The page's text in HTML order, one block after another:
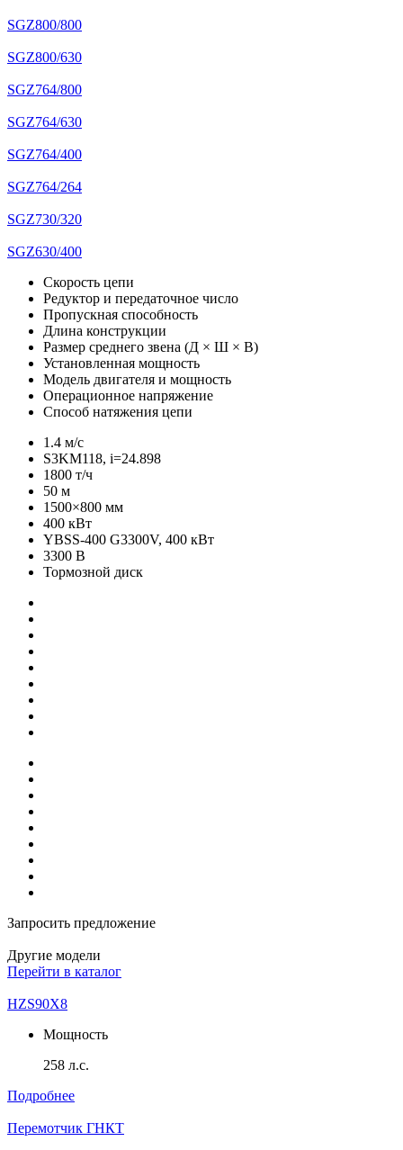
SGZ800/800
SGZ800/630
SGZ764/800
SGZ764/630
SGZ764/400
SGZ764/264
SGZ730/320
SGZ630/400
Скорость цепи
Редуктор и передаточное число
Пропускная способность
Длина конструкции
Размер среднего звена (Д × Ш × В)
Установленная мощность
Модель двигателя и мощность
Операционное напряжение
Способ натяжения цепи
1.4 м/с
S3KM118, i=24.898
1800 т/ч
50 м
1500×800 мм
400 кВт
YBSS-400 G3300V, 400 кВт
3300 В
Тормозной диск
Запросить предложение
Другие модели
Перейти в каталог
HZS90X8
Мощность
258 л.с.
Подробнее
Перемотчик ГНКТ